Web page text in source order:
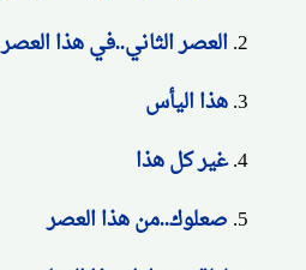
العصر الثاني..في هذا العصر
هذا اليأس
غير كل هذا
صعلوك..من هذا العصر